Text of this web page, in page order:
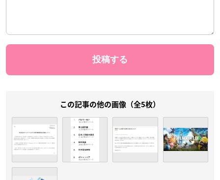
この記事の他の画像（全5枚）